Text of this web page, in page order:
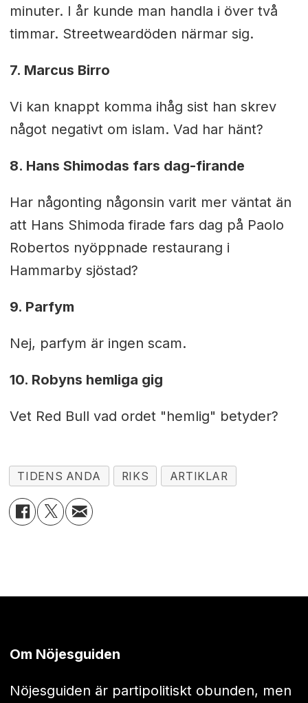
minuter. I år kunde man handla i över två
timmar. Streetweardöden närmar sig.
7. Marcus Birro
Vi kan knappt komma ihåg sist han skrev
något negativt om islam. Vad har hänt?
8. Hans Shimodas fars dag-firande
Har någonting någonsin varit mer väntat än
att Hans Shimoda firade fars dag på Paolo
Robertos nyöppnade restaurang i
Hammarby sjöstad?
9. Parfym
Nej, parfym är ingen scam.
10. Robyns hemliga gig
Vet Red Bull vad ordet "hemlig" betyder?
TIDENS ANDA RIKS ARTIKLAR
Om Nöjesguiden
Nöjesguiden är partipolitiskt obunden, men